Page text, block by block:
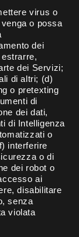
virus o
o possa
dei
dei Servizi;
di altri; (d)
o pretexting
di
dei dati,
di Intelligenza
o
interferire
o di
dei robot o
ai
disabilitare
senza
violata